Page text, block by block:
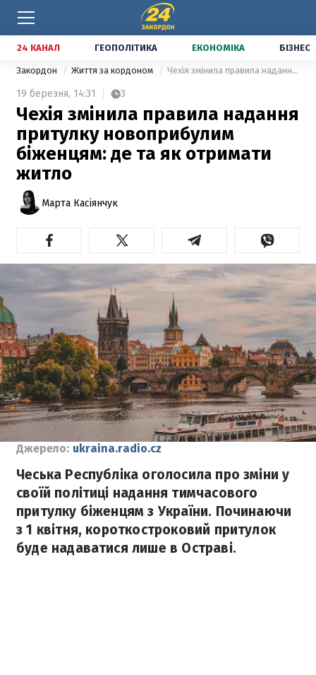
24 КАНАЛ ГЕОПОЛІТИКА ЕКОНОМІКА БІЗНЕС
Закордон Життя за кордоном Чехія змінила правила надання притулку новоприбулим біженцям: де та як отримати житло
19 березня, 14:31 3
Чехія змінила правила надання
притулку новоприбулим
біженцям: де та як отримати
житло
Марта Касіянчук
Джерело: ukraina.radio.cz
Чеська Республіка оголосила про зміни у
своїй політиці надання тимчасового
притулку біженцям з України. Починаючи
з 1 квітня, короткостроковий притулок
буде надаватися лише в Остраві.